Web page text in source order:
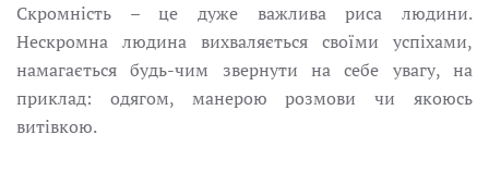
Скромність – це дуже важлива риса людини.
Нескромна людина вихваляється своїми успіхами,
намагається будь-чим звернути на себе увагу, на
приклад: одягом, манерою розмови чи якоюсь
витівкою.